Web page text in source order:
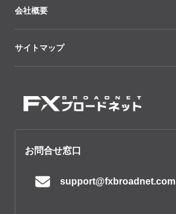
会社概要
サイトマップ
お問合せ窓口
support@fxbroadnet.com